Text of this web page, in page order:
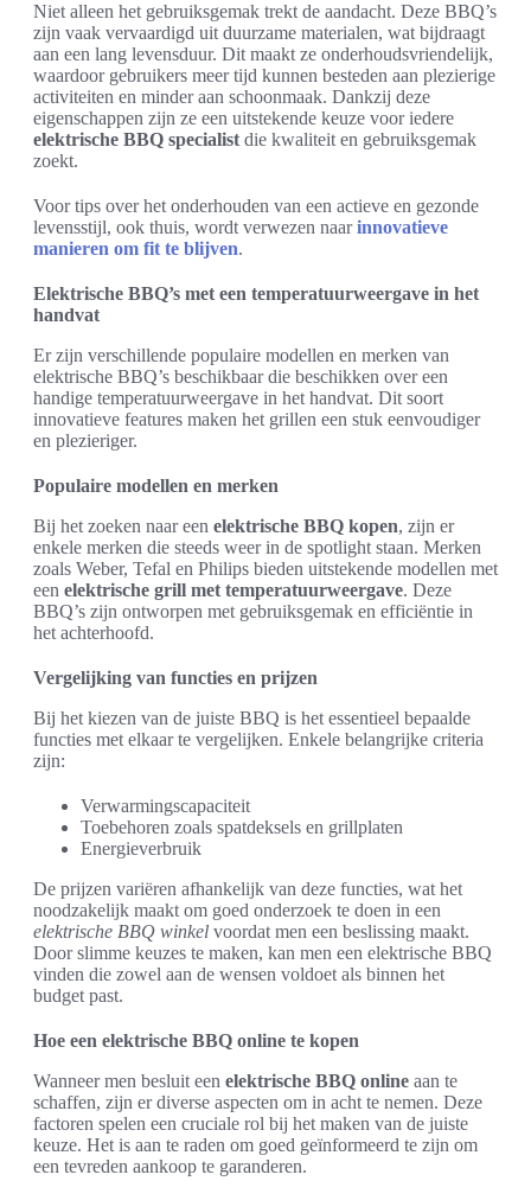
Niet alleen het gebruiksgemak trekt de aandacht. Deze BBQ’s
zijn vaak vervaardigd uit duurzame materialen, wat bijdraagt
aan een lang levensduur. Dit maakt ze onderhoudsvriendelijk,
waardoor gebruikers meer tijd kunnen besteden aan plezierige
activiteiten en minder aan schoonmaak. Dankzij deze
eigenschappen zijn ze een uitstekende keuze voor iedere
elektrische BBQ specialist die kwaliteit en gebruiksgemak
zoekt.
Voor tips over het onderhouden van een actieve en gezonde
levensstijl, ook thuis, wordt verwezen naarinnovatieve
manieren om fit te blijven.
Elektrische BBQ’s met een temperatuurweergave in het
handvat
Er zijn verschillende populaire modellen en merken van
elektrische BBQ’s beschikbaar die beschikken over een
handige temperatuurweergave in het handvat. Dit soort
innovatieve features maken het grillen een stuk eenvoudiger
en plezieriger.
Populaire modellen en merken
Bij het zoeken naar een elektrische BBQ kopen, zijn er
enkele merken die steeds weer in de spotlight staan. Merken
zoals Weber, Tefal en Philips bieden uitstekende modellen met
een elektrische grill met temperatuurweergave. Deze
BBQ’s zijn ontworpen met gebruiksgemak en efficiëntie in
het achterhoofd.
Vergelijking van functies en prijzen
Bij het kiezen van de juiste BBQ is het essentieel bepaalde
functies met elkaar te vergelijken. Enkele belangrijke criteria
zijn:
Verwarmingscapaciteit
Toebehoren zoals spatdeksels en grillplaten
Energieverbruik
De prijzen variëren afhankelijk van deze functies, wat het
noodzakelijk maakt om goed onderzoek te doen in een
elektrische BBQ winkel voordat men een beslissing maakt.
Door slimme keuzes te maken, kan men een elektrische BBQ
vinden die zowel aan de wensen voldoet als binnen het
budget past.
Hoe een elektrische BBQ online te kopen
Wanneer men besluit een elektrische BBQ online aan te
schaffen, zijn er diverse aspecten om in acht te nemen. Deze
factoren spelen een cruciale rol bij het maken van de juiste
keuze. Het is aan te raden om goed geïnformeerd te zijn om
een tevreden aankoop te garanderen.